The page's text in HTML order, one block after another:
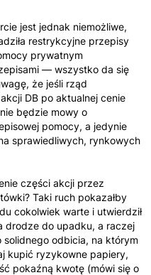
jest jednak niemożliwe,
restrykcyjne przepisy
prywatnym
— wszystko da się
że jeśli rząd
DB po aktualnej cenie
będzie mowy o
pomocy, a jedynie
sprawiedliwych, rynkowych
części akcji przez
Taki ruch pokazałby
cokolwiek warte i utwierdził
drodze do upadku, a raczej
solidnego odbicia, na którym
kupić ryzykowne papiery,
pokaźną kwotę (mówi się o